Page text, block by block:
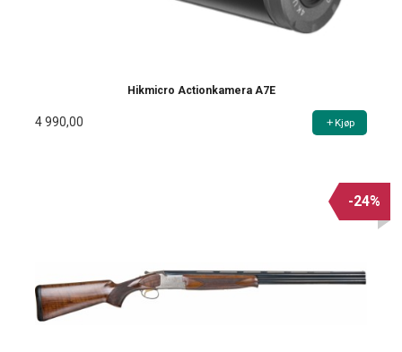
Hikmicro Actionkamera A7E
4 990,00 Kjøp
-24%